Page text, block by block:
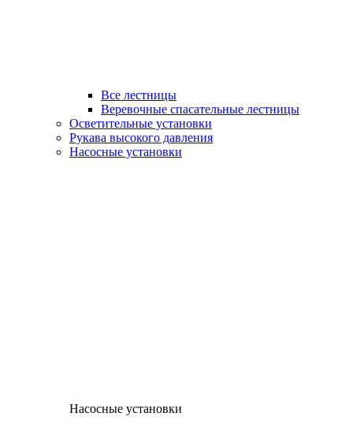
Все лестницы
Веревочные спасательные лестницы
Осветительные установки
Рукава высокого давления
Насосные установки
Насосные установки